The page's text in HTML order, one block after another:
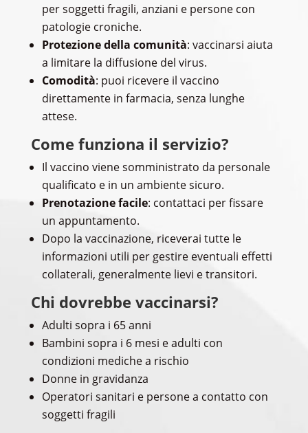
per soggetti fragili, anziani e persone con
patologie croniche.
Protezione della comunità: vaccinarsi aiuta
a limitare la diffusione del virus.
Comodità: puoi ricevere il vaccino
direttamente in farmacia, senza lunghe
attese.
Come funziona il servizio?
Il vaccino viene somministrato da personale
qualificato e in un ambiente sicuro.
Prenotazione facile: contattaci per fissare
un appuntamento.
Dopo la vaccinazione, riceverai tutte le
informazioni utili per gestire eventuali effetti
collaterali, generalmente lievi e transitori.
Chi dovrebbe vaccinarsi?
Adulti sopra i 65 anni
Bambini sopra i 6 mesi e adulti con
condizioni mediche a rischio
Donne in gravidanza
Operatori sanitari e persone a contatto con
soggetti fragili